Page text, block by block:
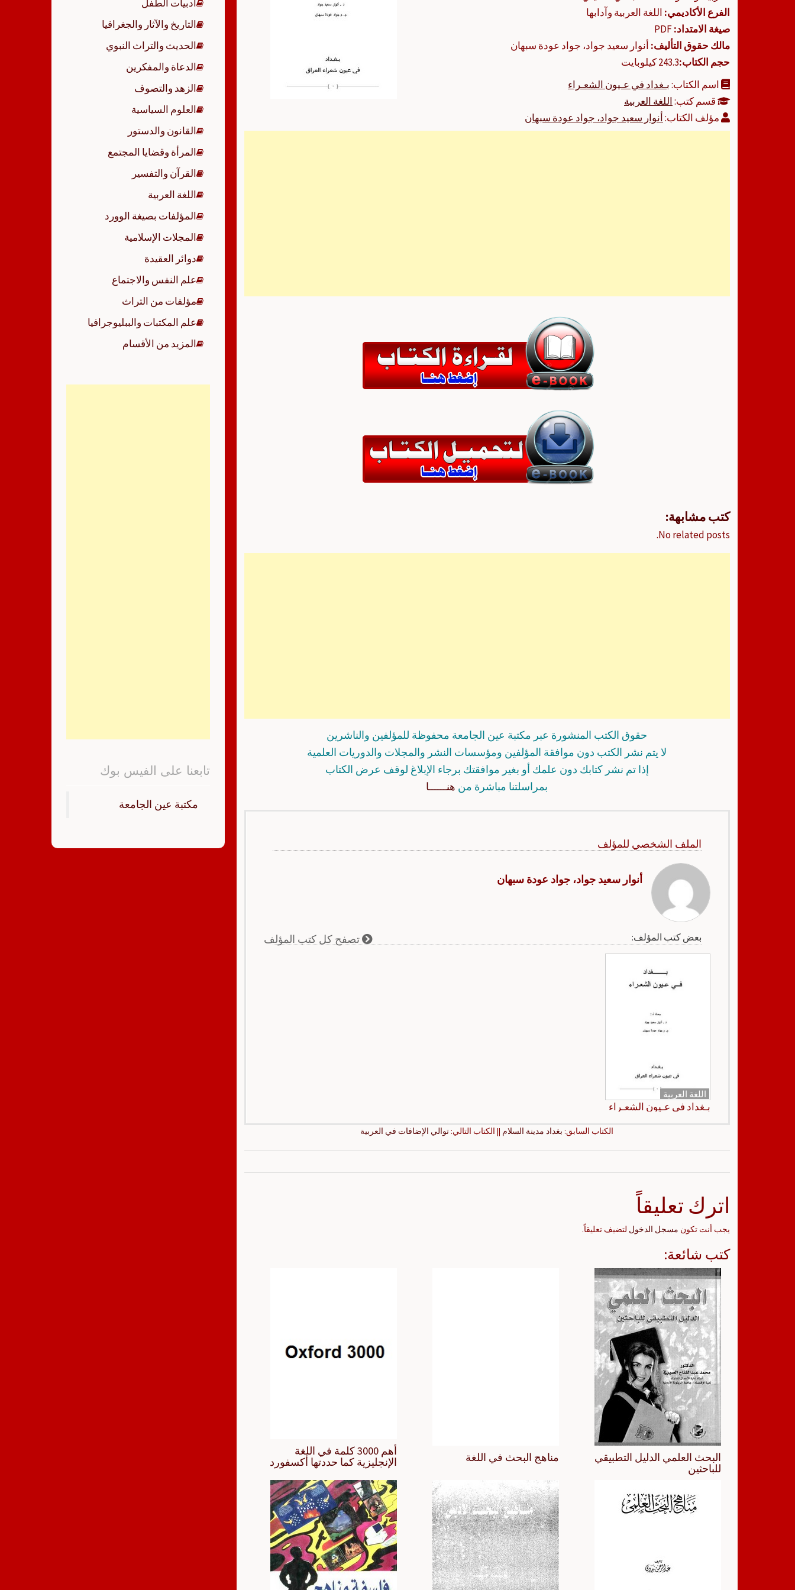
الفرع الأكاديمي: اللغة العربية وآدابها
صيغة الامتداد:
مالك حقوق التأليف: أنوار سعيد جواد، جواد عودة سبهان
حجم الكتاب:243.3 كيلوبايت
اسم الكتاب:بـغداد في عـيون الشعـراء
قسم كتب:اللغة العربية
مؤلف الكتاب:أنوار سعيد جواد، جواد عودة سبهان
كتب مشابهة:
No related posts.
حقوق الكتب المنشورة عبر مكتبة عين الجامعة محفوظة للمؤلفين والناشرين
لا يتم نشر الكتب دون موافقة المؤلفين ومؤسسات النشر والمجلات والدوريات العلمية
إذا تم نشر كتابك دون علمك أو بغير موافقتك برجاء الإبلاغ لوقف عرض الكتاب
بمراسلتنا مباشرة من هنــــــا
الملف الشخصي للمؤلف
أنوار سعيد جواد، جواد عودة سبهان
بعض كتب المؤلف: تصفح كل كتب المؤلف
اللغة العربية
بـغداد في عـيون الشعـراء
الكتاب السابق: بغداد مدينة السلام || الكتاب التالي: توالي الإضافات في العربية
اترك تعليقاً
يجب أنت تكون مسجل الدخول لتضيف تعليقاً.
كتب شائعة:
أهم 3000 كلمة في اللغة
الإنجليزية كما حددتها أكسفورد
مناهج البحث في اللغة
البحث العلمي الدليل التطبيقي
للباحثين
أدبيات الطفل
التاريخ والآثار والجغرافيا
الحديث والتراث النبوي
الدعاة والمفكرين
الزهد والتصوف
العلوم السياسية
القانون والدستور
المرأة وقضايا المجتمع
القرآن والتفسير
اللغة العربية
المؤلفات بصيغة الوورد
المجلات الإسلامية
دوائر العقيدة
علم النفس والاجتماع
مؤلفات من التراث
علم المكتبات والببليوجرافيا
المزيد من الأقسام
تابعنا على الفيس بوك
‏مكتبة عين الجامعة‏